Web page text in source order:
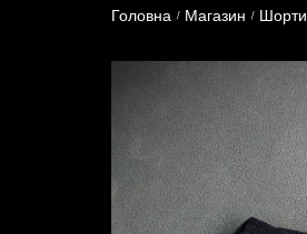
Головна / Магазин / Шорти